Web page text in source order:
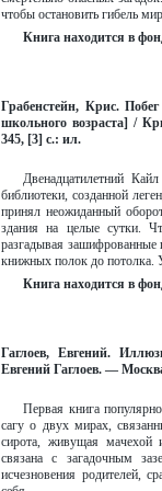
чтобы остановить гибель
Книга находится в
Грабенстейн, Крис.
школьного возраста] /
345, [3] с.: ил.
Двенадцатилетний
библиотеки, созданной
принял неожиданный
здания на целые сутки.
разгадывая
книжных полок до потолка.
Книга находится в
Гаглоев, Евгений.
Евгений Гаглоев. —
Первая книга
сагу о двух мирах,
сирота, живущая мачехой
связана с загадочным
исчезновения родителей,